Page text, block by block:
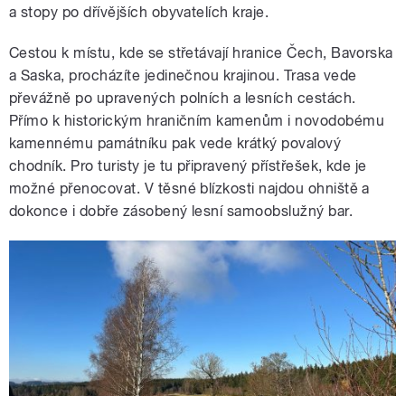
a stopy po dřívějších obyvatelích kraje.
Cestou k místu, kde se střetávají hranice Čech, Bavorska
a Saska, procházíte jedinečnou krajinou. Trasa vede
převážně po upravených polních a lesních cestách.
Přímo k historickým hraničním kamenům i novodobému
kamennému památníku pak vede krátký povalový
chodník. Pro turisty je tu připravený přístřešek, kde je
možné přenocovat. V těsné blízkosti najdou ohniště a
dokonce i dobře zásobený lesní samoobslužný bar.